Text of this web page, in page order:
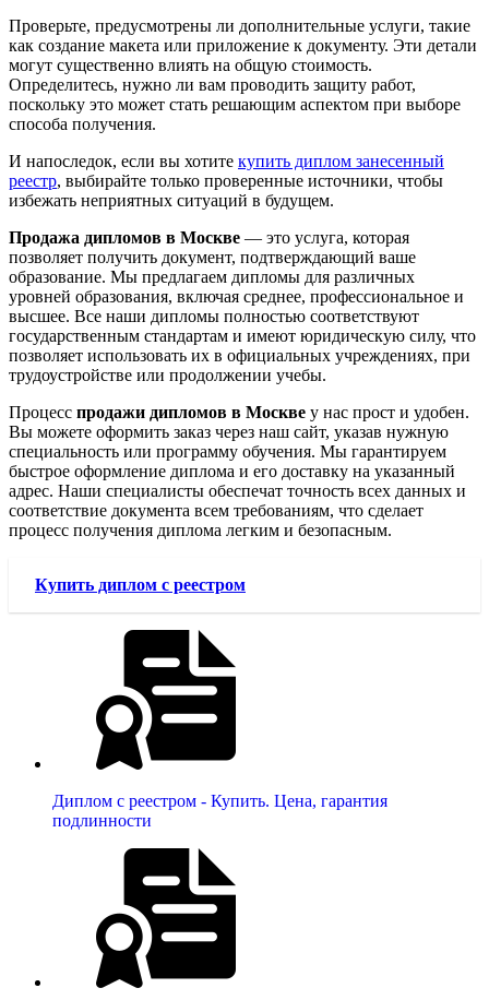
Проверьте, предусмотрены ли дополнительные услуги, такие
как создание макета или приложение к документу. Эти детали
могут существенно влиять на общую стоимость.
Определитесь, нужно ли вам проводить защиту работ,
поскольку это может стать решающим аспектом при выборе
способа получения.
И напоследок, если вы хотите купить диплом занесенный
реестр, выбирайте только проверенные источники, чтобы
избежать неприятных ситуаций в будущем.
Продажа дипломов в Москве — это услуга, которая
позволяет получить документ, подтверждающий ваше
образование. Мы предлагаем дипломы для различных
уровней образования, включая среднее, профессиональное и
высшее. Все наши дипломы полностью соответствуют
государственным стандартам и имеют юридическую силу, что
позволяет использовать их в официальных учреждениях, при
трудоустройстве или продолжении учебы.
Процесс продажи дипломов в Москве у нас прост и удобен.
Вы можете оформить заказ через наш сайт, указав нужную
специальность или программу обучения. Мы гарантируем
быстрое оформление диплома и его доставку на указанный
адрес. Наши специалисты обеспечат точность всех данных и
соответствие документа всем требованиям, что сделает
процесс получения диплома легким и безопасным.
Купить диплом с реестром
Диплом с реестром - Купить. Цена, гарантия
подлинности